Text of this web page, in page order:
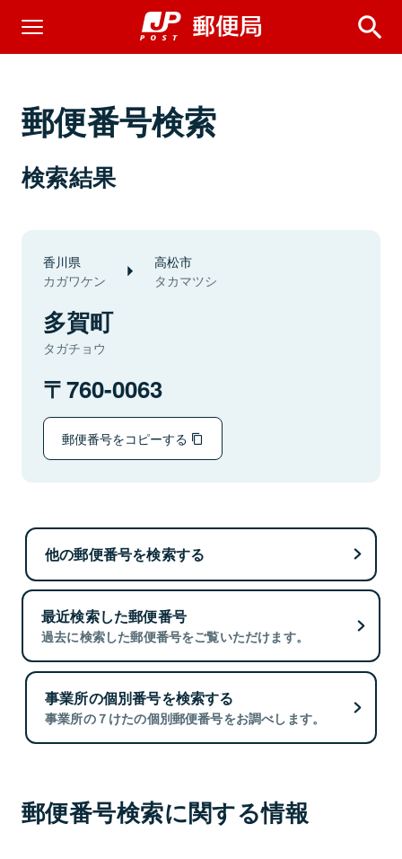
郵便番号検索
検索結果
香川県
カガワケン
高松市
タカマツシ
多賀町
タガチョウ
760-0063
郵便番号をコピーする
他の郵便番号を検索する
最近検索した郵便番号
過去に検索した郵便番号をご覧いただけます。
事業所の個別番号を検索する
事業所の７けたの個別郵便番号をお調べします。
郵便番号検索に関する情報